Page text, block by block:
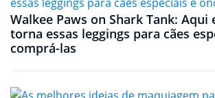
Walkee Paws on Shark Tank: Aqui
torna essas leggings para cães
comprá-las